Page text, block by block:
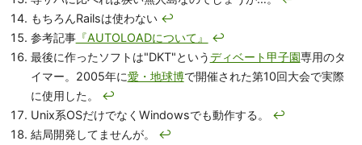
もちろんRailsは使わない ↩
参考記事『AUTOLOADについて』
↩
最後に作ったソフトは"DKT"というディベート甲子園専用のタ
イマー。2005年に愛・地球博で開催された第10回大会で実際
に使用した。 ↩
Unix系OSだけでなくWindowsでも動作する。 ↩
結局開発してませんが。 ↩